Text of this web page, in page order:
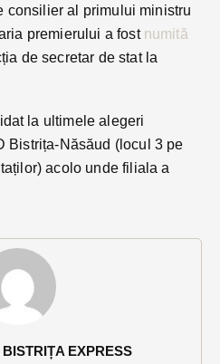
EXPRESS
consilier al primului ministru
premierului a fost numită
de secretar de stat la
la ultimele alegeri
Bistrița-Năsăud (locul 3 pe
acolo unde filiala a